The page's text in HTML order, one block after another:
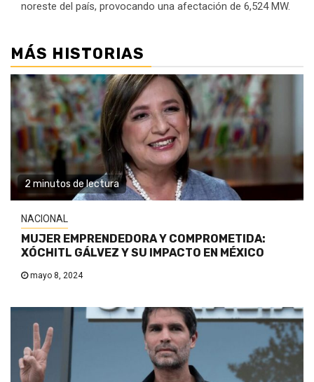
noreste del país, provocando una afectación de 6,524 MW.
MÁS HISTORIAS
2 minutos de lectura
NACIONAL
MUJER EMPRENDEDORA Y COMPROMETIDA:
XÓCHITL GÁLVEZ Y SU IMPACTO EN MÉXICO
mayo 8, 2024